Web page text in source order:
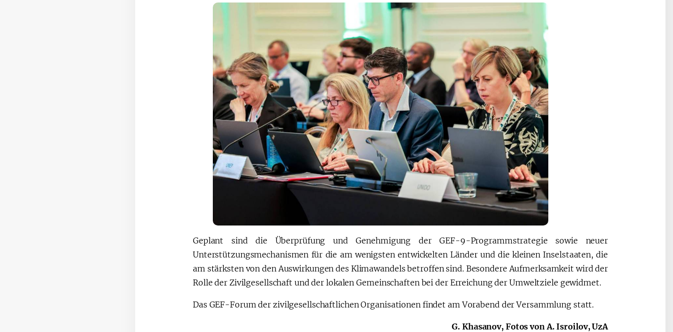
Geplant sind die Überprüfung und Genehmigung der GEF-9-Programmstrategie sowie neuer
Unterstützungsmechanismen für die am wenigsten entwickelten Länder und die kleinen Inselstaaten, die
am stärksten von den Auswirkungen des Klimawandels betroffen sind. Besondere Aufmerksamkeit wird der
Rolle der Zivilgesellschaft und der lokalen Gemeinschaften bei der Erreichung der Umweltziele gewidmet.
Das GEF-Forum der zivilgesellschaftlichen Organisationen findet am Vorabend der Versammlung statt.
G. Khasanov, Fotos von A. Isroilov, UzA